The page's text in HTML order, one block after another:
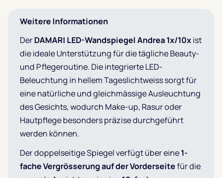
Weitere Informationen
DerDAMARI LED-Wandspiegel Andrea 1x/10xist
die ideale Unterstützung für die tägliche Beauty-
und Pflegeroutine. Die integrierte LED-
Beleuchtung in hellem Tageslichtweiss sorgt für
eine natürliche und gleichmässige Ausleuchtung
des Gesichts, wodurch Make-up, Rasur oder
Hautpflege besonders präzise durchgeführt
werden können.
Der doppelseitige Spiegel verfügt über eine1-
fache Vergrösserung auf der Vorderseitefür die